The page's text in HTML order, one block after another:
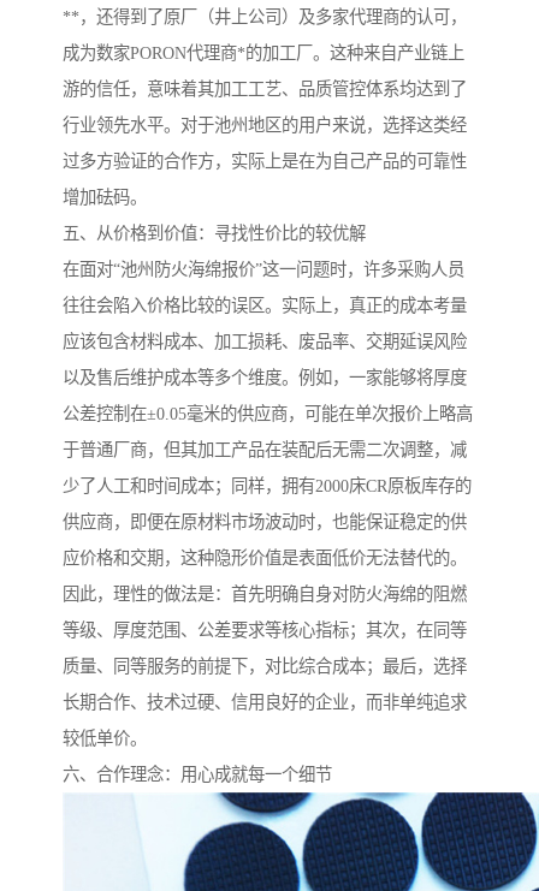
**，还得到了原厂（井上公司）及多家代理商的认可，
成为数家PORON代理商*的加工厂。这种来自产业链上
游的信任，意味着其加工工艺、品质管控体系均达到了
行业领先水平。对于池州地区的用户来说，选择这类经
过多方验证的合作方，实际上是在为自己产品的可靠性
增加砝码。
五、从价格到价值：寻找性价比的较优解
在面对“池州防火海绵报价”这一问题时，许多采购人员
往往会陷入价格比较的误区。实际上，真正的成本考量
应该包含材料成本、加工损耗、废品率、交期延误风险
以及售后维护成本等多个维度。例如，一家能够将厚度
公差控制在±0.05毫米的供应商，可能在单次报价上略高
于普通厂商，但其加工产品在装配后无需二次调整，减
少了人工和时间成本；同样，拥有2000床CR原板库存的
供应商，即便在原材料市场波动时，也能保证稳定的供
应价格和交期，这种隐形价值是表面低价无法替代的。
因此，理性的做法是：首先明确自身对防火海绵的阻燃
等级、厚度范围、公差要求等核心指标；其次，在同等
质量、同等服务的前提下，对比综合成本；最后，选择
长期合作、技术过硬、信用良好的企业，而非单纯追求
较低单价。
六、合作理念：用心成就每一个细节